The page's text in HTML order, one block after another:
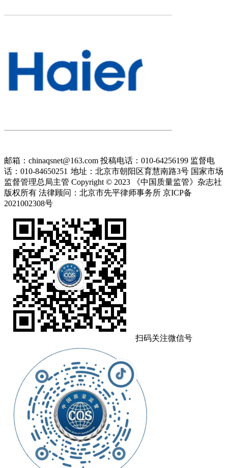
邮箱：chinaqsnet@163.com 投稿电话：010-64256199 监督电
话：010-84650251 地址：北京市朝阳区育慧南路3号 国家市场
监督管理总局主管 Copyright © 2023 《中国质量监管》杂志社
版权所有 法律顾问：北京市先平律师事务所 京ICP备
2021002308号
扫码关注微信号